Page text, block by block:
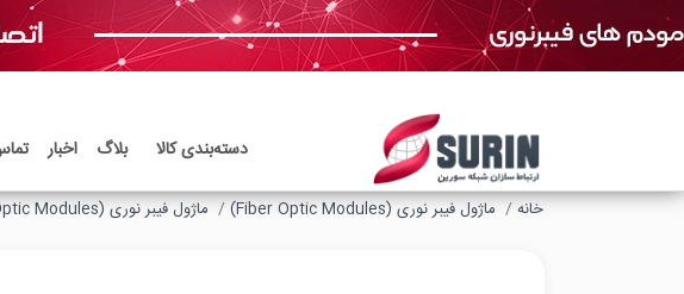
دسته‌بندی‌ کالا بلاگ اخبار
خانه
ماژول‌ فیبر نوری (Fiber Optic Modules) ماژول فیبر نوری 10G (10G Fiber Optic Modules)